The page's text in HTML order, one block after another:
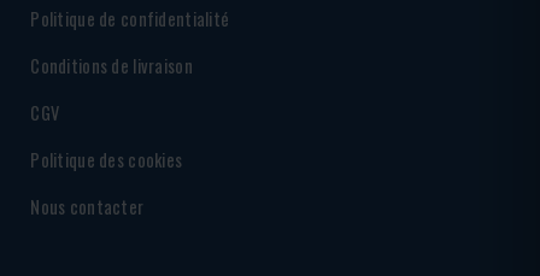
Politique de confidentialité
Conditions de livraison
CGV
Politique des cookies
Nous contacter